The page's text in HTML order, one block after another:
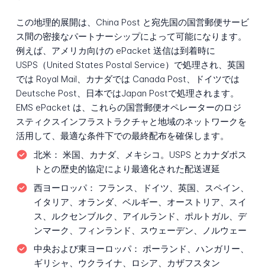
この地理的展開は、China Post と宛先国の国営郵便サービ
ス間の密接なパートナーシップによって可能になります。
例えば、アメリカ向けの ePacket 送信は到着時に
USPS（United States Postal Service）で処理され、英国
では Royal Mail、カナダでは Canada Post、ドイツでは
Deutsche Post、日本ではJapan Postで処理されます。
EMS ePacket は、これらの国営郵便オペレーターのロジ
スティクスインフラストラクチャと地域のネットワークを
活用して、最適な条件下での最終配布を確保します。
北米： 米国、カナダ、メキシコ。USPS とカナダポス
トとの歴史的協定により最適化された配送遅延
西ヨーロッパ： フランス、ドイツ、英国、スペイン、
イタリア、オランダ、ベルギー、オーストリア、スイ
ス、ルクセンブルク、アイルランド、ポルトガル、デ
ンマーク、フィンランド、スウェーデン、ノルウェー
中央および東ヨーロッパ： ポーランド、ハンガリー、
ギリシャ、ウクライナ、ロシア、カザフスタン